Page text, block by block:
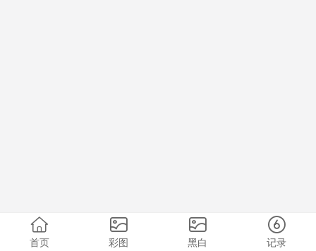
首页 彩图 黑白 记录